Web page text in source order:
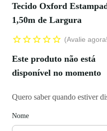
Tecido Oxford
1,50m de Largura
Avalie agora!
Este produto não está
disponível no momento
Quero saber quando estiver
Nome